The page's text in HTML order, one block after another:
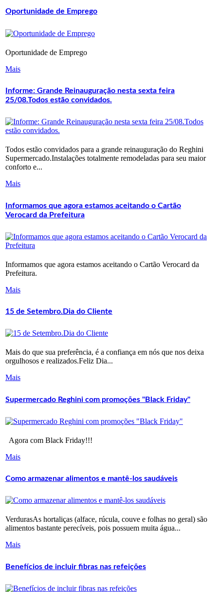
Oportunidade de Emprego
Oportunidade de Emprego
Mais
Informe: Grande Reinauguração nesta sexta feira
25/08.Todos estão convidados.
Todos estão convidados para a grande reinauguração do Reghini
Supermercado.Instalações totalmente remodeladas para seu maior
conforto e...
Mais
Informamos que agora estamos aceitando o Cartão
Verocard da Prefeitura
Informamos que agora estamos aceitando o Cartão Verocard da
Prefeitura.
Mais
15 de Setembro.Dia do Cliente
Mais do que sua preferência, é a confiança em nós que nos deixa
orgulhosos e realizados.Feliz Dia...
Mais
Supermercado Reghini com promoções "Black Friday"
Agora com Black Friday!!!
Mais
Como armazenar alimentos e mantê-los saudáveis
VerdurasAs hortaliças (alface, rúcula, couve e folhas no geral) são
alimentos bastante perecíveis, pois possuem muita água...
Mais
Benefícios de incluir fibras nas refeições